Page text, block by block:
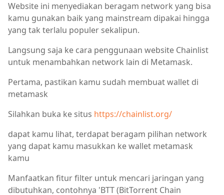
Website ini menyediakan beragam network yang bisa
kamu gunakan baik yang mainstream dipakai hingga
yang tak terlalu populer sekalipun.
Langsung saja ke cara penggunaan website Chainlist
untuk menambahkan network lain di Metamask.
Pertama, pastikan kamu sudah membuat wallet di
metamask
Silahkan buka ke situs https://chainlist.org/
dapat kamu lihat, terdapat beragam pilihan network
yang dapat kamu masukkan ke wallet metamask
kamu
Manfaatkan fitur filter untuk mencari jaringan yang
dibutuhkan, contohnya 'BTT (BitTorrent Chain